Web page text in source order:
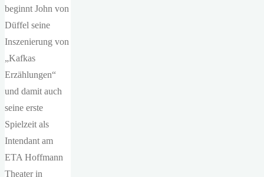
beginnt John von
Düffel seine
Inszenierung von
„Kafkas
Erzählungen“
und damit auch
seine erste
Spielzeit als
Intendant am
ETA Hoffmann
Theater in